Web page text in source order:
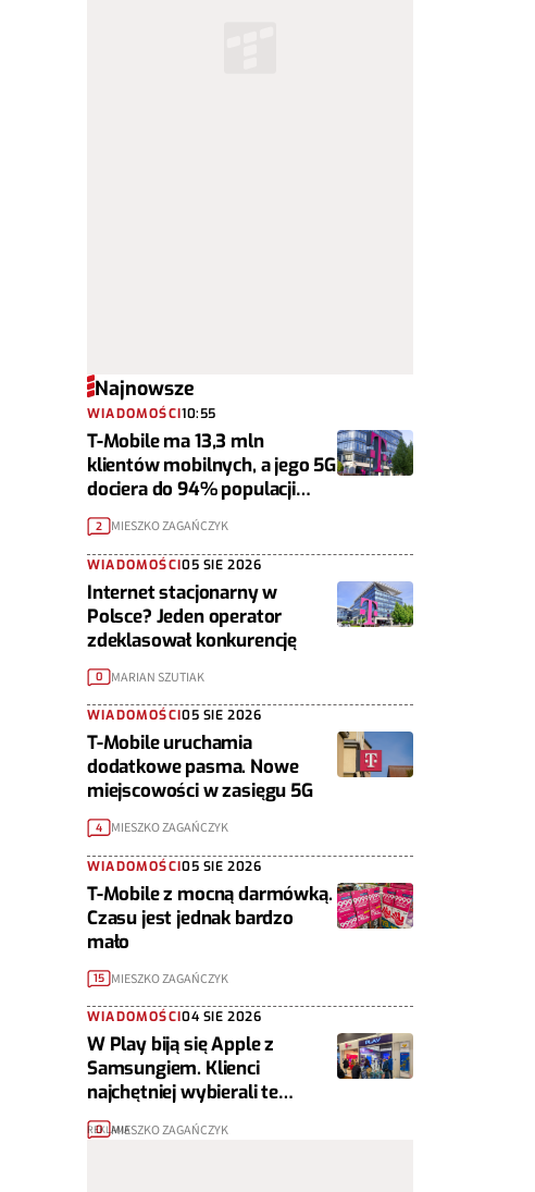
Najnowsze
WIADOMOŚCI10:55
T-Mobile ma 13,3 mln
klientów mobilnych, a jego 5G
dociera do 94% populacji
Polski
2 MIESZKO ZAGAŃCZYK
WIADOMOŚCI05 SIE 2026
Internet stacjonarny w
Polsce? Jeden operator
zdeklasował konkurencję
0 MARIAN SZUTIAK
WIADOMOŚCI05 SIE 2026
T-Mobile uruchamia
dodatkowe pasma. Nowe
miejscowości w zasięgu 5G
4 MIESZKO ZAGAŃCZYK
WIADOMOŚCI05 SIE 2026
T-Mobile z mocną darmówką.
Czasu jest jednak bardzo
mało
15 MIESZKO ZAGAŃCZYK
WIADOMOŚCI04 SIE 2026
W Play biją się Apple z
Samsungiem. Klienci
najchętniej wybierali te
telefony
0 MIESZKO ZAGAŃCZYK